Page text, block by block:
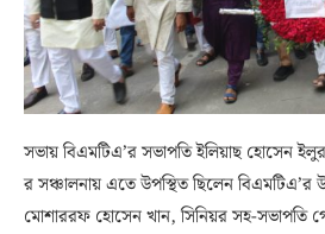
সভায় বিএমটিএ’র সভাপতি ইলিয়াছ হোসেন
র সঞ্চালনায় এতে উপস্থিত ছিলেন বিএমটিএ’র
মোশাররফ হোসেন খান, সিনিয়র সহ-সভাপতি